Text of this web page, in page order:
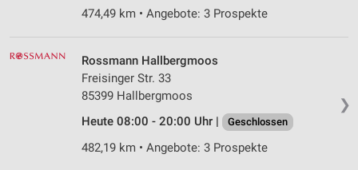
474,49 km • Angebote: 3 Prospekte
❯
Rossmann Hallbergmoos
Freisinger Str. 33
85399 Hallbergmoos
Heute 08:00 - 20:00 Uhr |
Geschlossen
482,19 km • Angebote: 3 Prospekte